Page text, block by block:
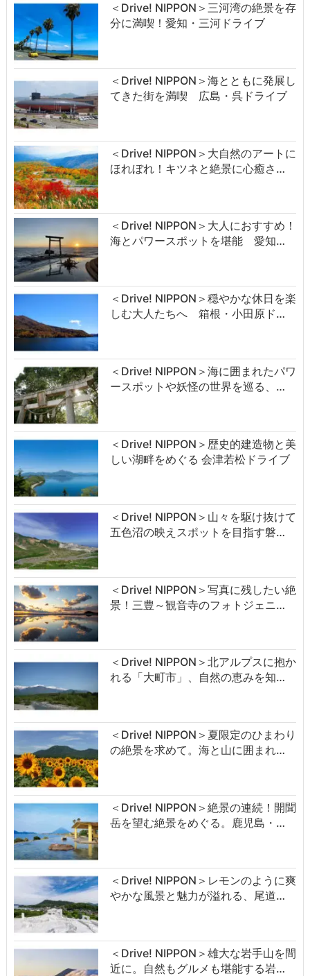
＜Drive! NIPPON＞三河湾の絶景を存
分に満喫！愛知・三河ドライブ
＜Drive! NIPPON＞海とともに発展し
てきた街を満喫 広島・呉ドライブ
＜Drive! NIPPON＞大自然のアートに
ほれぼれ！キツネと絶景に心癒さ…
＜Drive! NIPPON＞大人におすすめ！
海とパワースポットを堪能 愛知…
＜Drive! NIPPON＞穏やかな休日を楽
しむ大人たちへ 箱根・小田原ド…
＜Drive! NIPPON＞海に囲まれたパワ
ースポットや妖怪の世界を巡る、…
＜Drive! NIPPON＞歴史的建造物と美
しい湖畔をめぐる 会津若松ドライブ
＜Drive! NIPPON＞山々を駆け抜けて
五色沼の映えスポットを目指す磐…
＜Drive! NIPPON＞写真に残したい絶
景！三豊～観音寺のフォトジェニ…
＜Drive! NIPPON＞北アルプスに抱か
れる「大町市」、自然の恵みを知…
＜Drive! NIPPON＞夏限定のひまわり
の絶景を求めて。海と山に囲まれ…
＜Drive! NIPPON＞絶景の連続！開聞
岳を望む絶景をめぐる。鹿児島・…
＜Drive! NIPPON＞レモンのように爽
やかな風景と魅力が溢れる、尾道…
＜Drive! NIPPON＞雄大な岩手山を間
近に。自然もグルメも堪能する岩…